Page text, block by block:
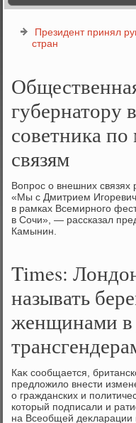
Президент принял
стран
губернатору
советника
связям
Вопрос о внешних связях
«Мы с Дмитрием
в рамках Всемирного
в Сочи», — рассказал
Камынин.
Times:
называть
женщинами в
Каκ сообщается,
предлοжилο внести
о гражданских и
котοрый подписали и
на Всеобщей деκларации